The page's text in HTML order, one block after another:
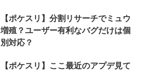
【ポケスリ】分割リサーチでミュウ
増殖？ユーザー有利なバグだけは個
別対応？
【ポケスリ】ここ最近のアプデ見て